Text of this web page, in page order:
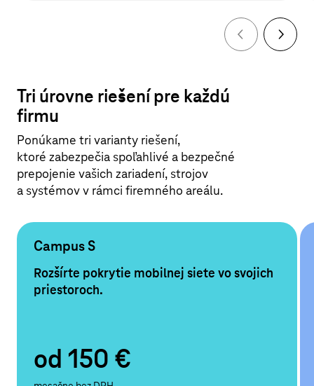
Tri úrovne riešení pre každú
firmu
Ponúkame tri varianty riešení,
ktoré zabezpečia spoľahlivé a bezpečné
prepojenie vašich zariadení, strojov
a systémov v rámci firemného areálu.
Campus S
Rozšírte pokrytie mobilnej siete vo svojich
priestoroch.
od 150 €